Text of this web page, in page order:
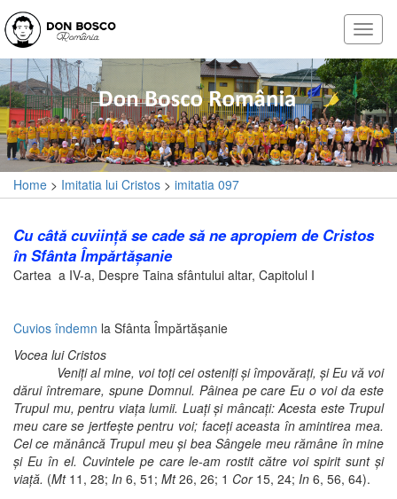
Home > Imitatia lui Cristos > imitatia 097
Cu câtă cuviinţă se cade să ne apropiem de Cristos
în Sfânta Împărtăşanie
Cartea a IV-a, Despre Taina sfântului altar, Capitolul I
Cuvios îndemn la Sfânta Împărtăşanie
Vocea lui Cristos
Veniţi al mine, voi toţi cei osteniţi şi împovăraţi, şi Eu vă voi
dărui întremare, spune Domnul. Pâinea pe care Eu o voi da este
Trupul mu, pentru viaţa lumii. Luaţi şi mâncaţi: Acesta este Trupul
meu care se jertfeşte pentru voi; faceţi aceasta în amintirea mea.
Cel ce mănâncă Trupul meu şi bea Sângele meu rămâne în mine
şi Eu în el. Cuvintele pe care le-am rostit către voi spirit sunt şi
viaţă. (Mt 11, 28; In 6, 51; Mt26, 26; 1 Cor 15, 24; In 6, 56, 64).